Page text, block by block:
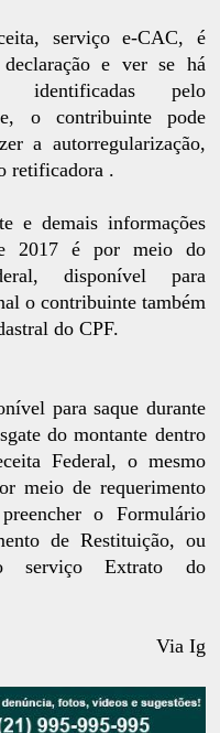
serviço e-CAC, é
e ver se há
identificadas pelo
o contribuinte pode
a autorregularização,
retificadora .
e demais informações
2017 é por meio do
disponível para
o contribuinte também
do CPF.
para saque durante
do montante dentro
Federal, o mesmo
meio de requerimento
o Formulário
de Restituição, ou
serviço Extrato do
Via Ig